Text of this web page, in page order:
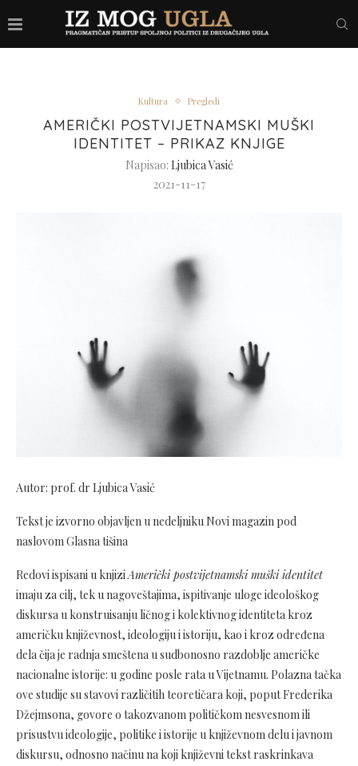
Kultura Pregledi
AMERIČKI POSTVIJETNAMSKI MUŠKI
IDENTITET – PRIKAZ KNJIGE
Napisao: Ljubica Vasić
2021-11-17
Autor: prof. dr Ljubica Vasić
Tekst je izvorno objavljen u nedeljniku Novi magazin pod
naslovom Glasna tišina
Redovi ispisani u knjiziAmerički postvijetnamski muški identitet
imaju za cilj, tek u nagoveštajima, ispitivanje uloge ideološkog
diskursa u konstruisanju ličnog i kolektivnog identiteta kroz
američku književnost, ideologiju i istoriju, kao i kroz određena
dela čija je radnja smeštena u sudbonosno razdoblje američke
nacionalne istorije: u godine posle rata u Vijetnamu. Polazna tačka
ove studije su stavovi različitih teoretičara koji, poput Frederika
Džejmsona, govore o takozvanom političkom nesvesnom ili
prisustvu ideologije, politike i istorije u književnom delu i javnom
diskursu, odnosno načinu na koji književni tekst raskrinkava